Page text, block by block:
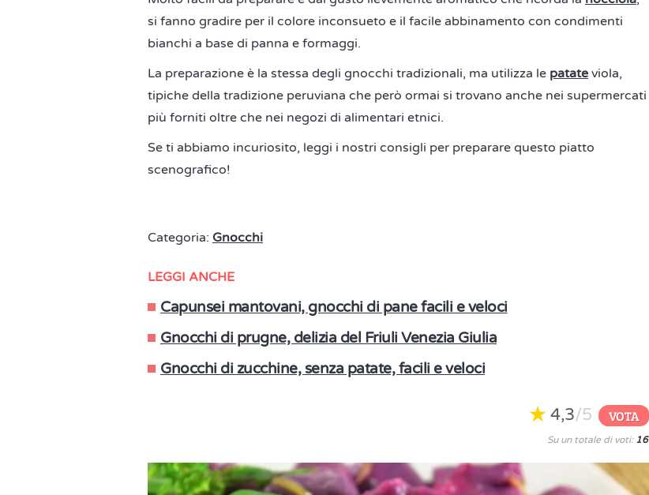
si fanno gradire per il colore inconsueto e il facile abbinamento con condimenti
bianchi a base di panna e formaggi.
La preparazione è la stessa degli gnocchi tradizionali, ma utilizza le patate viola,
tipiche della tradizione peruviana che però ormai si trovano anche nei supermercati
più forniti oltre che nei negozi di alimentari etnici.
Se ti abbiamo incuriosito, leggi i nostri consigli per preparare questo piatto
scenografico!
Categoria: Gnocchi
LEGGI ANCHE
Capunsei mantovani, gnocchi di pane facili e veloci
Gnocchi di prugne, delizia del Friuli Venezia Giulia
Gnocchi di zucchine, senza patate, facili e veloci
4,3/5 VOTA
Su un totale di voti: 16